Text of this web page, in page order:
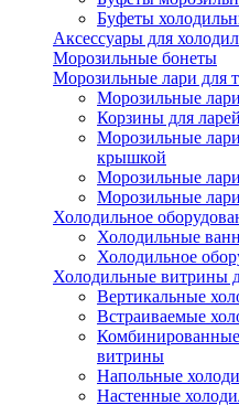
Буфеты
Аксессуары для
Морозильные бонеты
Морозильные лари для
Морозильные
Корзины для ларей
Морозильные
крышкой
Морозильные
Морозильные
Холодильное
Холодильные
Холодильное
Холодильные витрины
Вертикальные
Встраиваемые
витрины
Напольные
Настенные